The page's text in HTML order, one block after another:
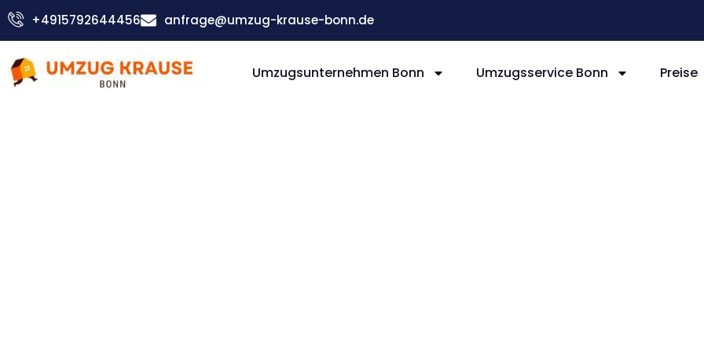
Zum
Inhalt
+4915792644456 anfrage@umzug-krause-bonn.de
Umzugsunternehmen Bonn Umzugsservice Bonn Preise